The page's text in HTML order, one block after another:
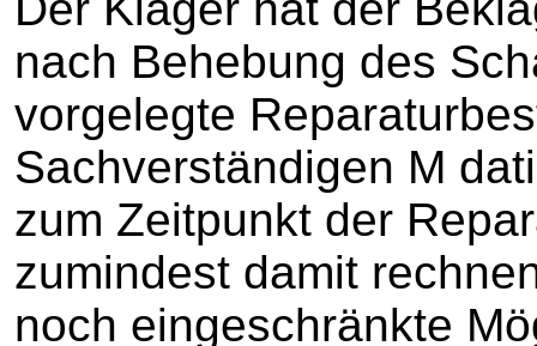
nach Behebung des
vorgelegte
Sachverständigen M
zum Zeitpunkt der
zumindest damit
noch eingeschränkte